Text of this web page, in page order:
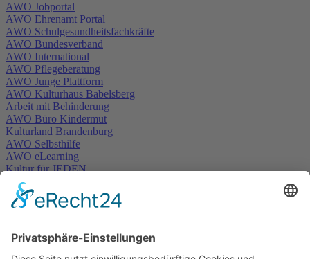
AWO Jobportal
AWO Ehrenamt Portal
AWO Schulgesundheitsfachkräfte
AWO Bundesverband
AWO International
AWO Pflegeberatung
AWO Junge Plattform
AWO Kulturhaus Babelsberg
Arbeit mit Behinderung
AWO Büro Kindermut
Kulturland Brandenburg
AWO Selbsthilfe
AWO eLearning
Kultur für JEDEN
AWO 1plus9
Dachverband Freie Suchtselbsthilfe
© 1990 - 2026 Arbeiterwohlfahrt Bezirksverband Potsdam e. V.
Impressum | Datenschutz |